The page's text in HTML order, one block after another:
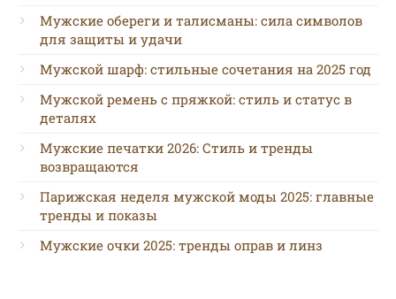
Мужские обереги и талисманы: сила символов
для защиты и удачи
Мужской шарф: стильные сочетания на 2025 год
Мужской ремень с пряжкой: стиль и статус в
деталях
Мужские печатки 2026: Стиль и тренды
возвращаются
Парижская неделя мужской моды 2025: главные
тренды и показы
Мужские очки 2025: тренды оправ и линз